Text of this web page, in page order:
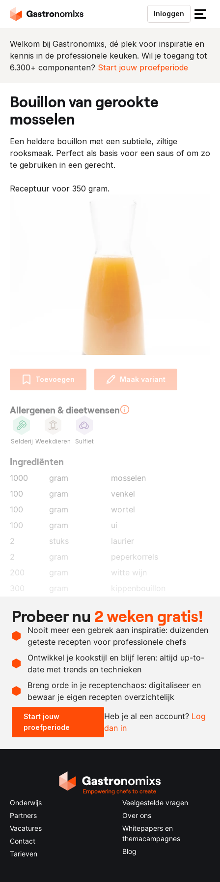
Inloggen
S
u
i
Welkom bij Gastronomixs, dé plek voor inspiratie en
kennis in de professionele keuken. Wil je toegang tot
6.300+ componenten? Start jouw proefperiode
bouillon van gerookte
mosselen
Een heldere bouillon met een subtiele, ziltige
rooksmaak. Perfect als basis voor een saus of om zo
te gebruiken in een gerecht.
Receptuur voor 350 gram.
Toevoegen Maak variant
Allergenen & dieetwensen
Selderij Weekdieren Sulfiet
Ingrediënten
1000 gram
mosselen
100
gram
venkel
100
gram
wortel
100
gram
ui
2
stuks
laurier
2
gram
peperkorrels
200
gram
witte wijn
300
gram
kippenbouillon
gram
limoenrasp
10
gram
sushiazijn
Recept omrekenen
- +
0.5x 1x 2x
Probeer nu 2 weken gratis!
Nooit meer een gebrek aan inspiratie: duizenden
geteste recepten voor professionele chefs
Ontwikkel je kookstijl en blijf leren: altijd up-to-
date met trends en technieken
Breng orde in je receptenchaos: digitaliseer en
bewaar je eigen recepten overzichtelijk
Start jouw
proefperiode
Heb je al een account? Log
dan in
Onderwijs
Partners
Vacatures
Contact
Tarieven
Veelgestelde vragen
Over ons
Whitepapers en
themacampagnes
Blog